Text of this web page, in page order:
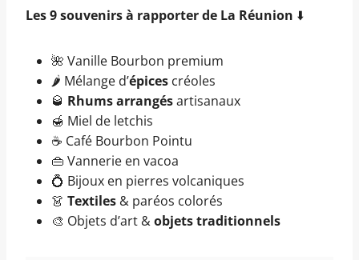
Les 9 souvenirs à rapporter de La Réunion ⬇️
🌺 Vanille Bourbon premium
🌶️ Mélange d’épices créoles
🥃 Rhums arrangésartisanaux
🍯 Miel de letchis
☕ Café Bourbon Pointu
👜 Vannerie en vacoa
💍 Bijoux en pierres volcaniques
👗 Textiles & paréos colorés
🎨 Objets d’art &objets traditionnels